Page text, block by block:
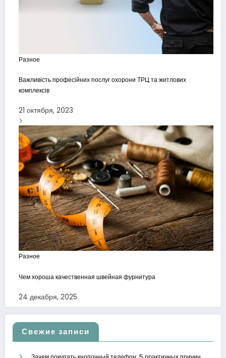
Разное
Важливість професійних послуг охорони ТРЦ та житлових
комплексів
21 октября, 2023
Разное
Чем хороша качественная швейная фурнитура
24 декабря, 2025
Свежие записи